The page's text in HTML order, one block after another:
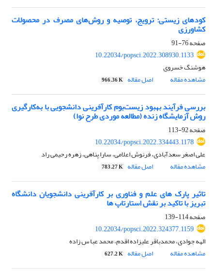
کودهای زیستی: ترویج، توصیه و روش‌های مصرف در محصولات
کشاورزی
صفحه76-91
10.22034/popsci.2022.308930.1133
هوشنگ خسروی
مشاهده مقاله
اصل مقاله 966.36 K
بررسی فرآیند بهبود زیست‌بوم کارآفرینی دانشجویی با به‌کارگیری
روش آزمایشگاه زنده (مطالعه موردی طرح نوا)
صفحه92-113
10.22034/popsci.2022.334443.1178
علی اصغر سعدآبادی، فرنوش اعلامی، سارا پناهی، زهره رحیمی راد
مشاهده مقاله
اصل مقاله 783.27 K
تاثیر پارک های علم و فناوری بر کارآفرینی دانشجویان دانشگاه
تبریز با تاکید بر نقش استارتاپ ها
صفحه114-139
10.22034/popsci.2022.324377.1159
الهه جوادی، محمدباقر علیزاده اقدم، محمد عبا س زاده
مشاهده مقاله
اصل مقاله 627.2 K